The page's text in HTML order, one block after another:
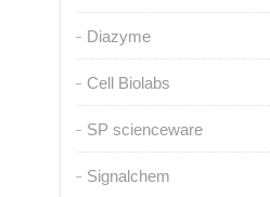
Diazyme
Cell Biolabs
SP scienceware
Signalchem